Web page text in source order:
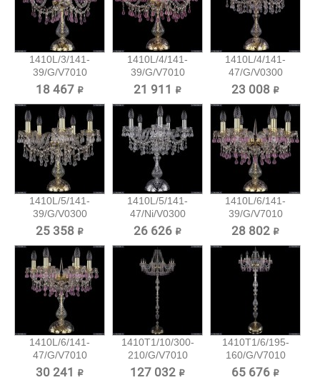
1410L/3/141-
39/G/V7010
Хрустальная...
18 467 ₽
1410L/4/141-
39/G/V7010
Хрустальная...
21 911 ₽
1410L/4/141-
47/G/V0300
Хрустальная...
23 008 ₽
1410L/5/141-
39/G/V0300
Хрустальная...
25 358 ₽
1410L/5/141-
47/Ni/V0300
Хрустальная...
26 626 ₽
1410L/6/141-
39/G/V7010
Хрустальная...
28 802 ₽
1410L/6/141-
47/G/V7010
Хрустальная...
30 241 ₽
1410T1/10/300-
210/G/V7010
Хрустальный...
127 032 ₽
1410T1/6/195-
160/G/V7010
Хрустальный...
65 676 ₽